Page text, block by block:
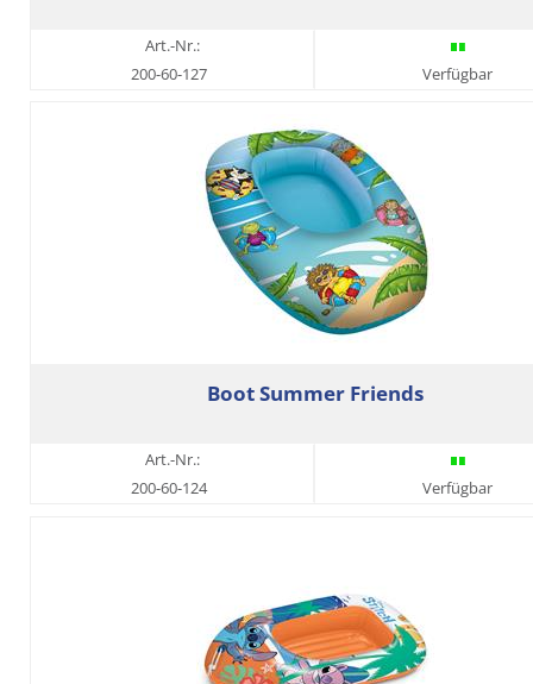
Art.-Nr.:
200-60-127
Verfügbar
Boot Summer Friends
Art.-Nr.:
200-60-124
Verfügbar